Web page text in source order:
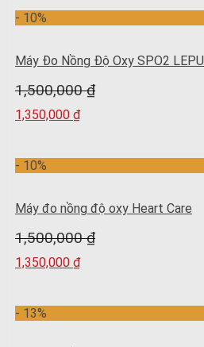
- 10%
Máy Đo Nồng Độ Oxy SPO2 LEPU
1,500,000₫
1,350,000 ₫
- 10%
Máy đo nồng độ oxy Heart Care
1,500,000₫
1,350,000 ₫
- 13%